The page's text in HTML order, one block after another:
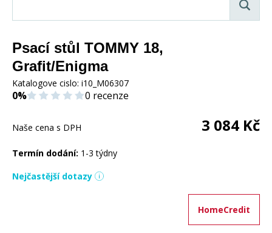
Psací stůl TOMMY 18,
Grafit/Enigma
Katalogove cislo: i10_M06307
0% 0 recenze
Naše cena s DPH 3 084 Kč
Termín dodání: 1-3 týdny
Nejčastější dotazy
HomeCredit